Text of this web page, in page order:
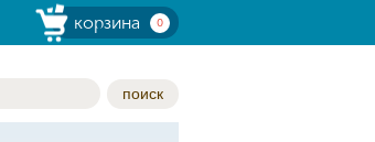
корзина 0
поиск